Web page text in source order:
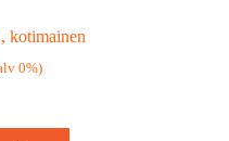
kotimainen
0%)